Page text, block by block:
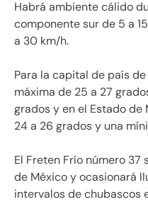
Habrá ambiente cálido
componente sur de 5 a
a 30 km/h.
Para la capital de país
máxima de 25 a 27
grados y en el Estado
24 a 26 grados y una
El Freten Frío número
de México y ocasionará
intervalos de chubascos